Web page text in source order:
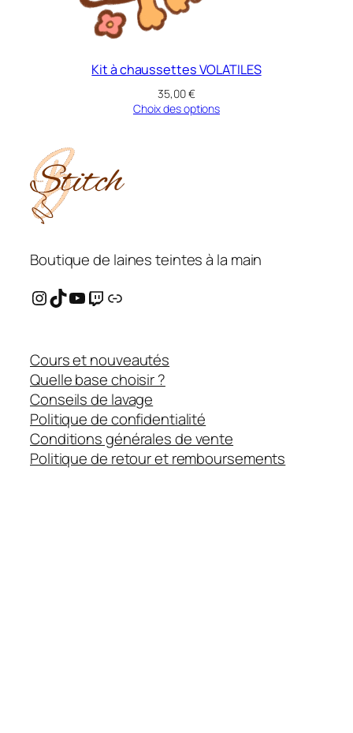
Kit à chaussettes VOLATILES
35,00€
Choix des options
Boutique de laines teintes à la main
InstagramTikTok YouTube Twitch Ravelry
Cours et nouveautés
Quelle base choisir ?
Conseils de lavage
Politique de confidentialité
Conditions générales de vente
Politique de retour et remboursements